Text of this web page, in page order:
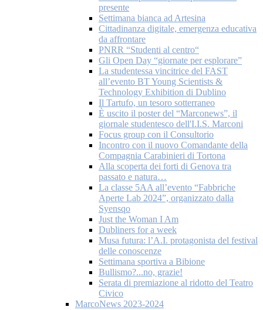
presente
Settimana bianca ad Artesina
Cittadinanza digitale, emergenza educativa
da affrontare
PNRR “Studenti al centro“
Gli Open Day “giornate per esplorare”
La studentessa vincitrice del FAST
all’evento BT Young Scientists &
Technology Exhibition di Dublino
Il Tartufo, un tesoro sotterraneo
È uscito il poster del “Marconews”, il
giornale studentesco dell'I.I.S. Marconi
Focus group con il Consultorio
Incontro con il nuovo Comandante della
Compagnia Carabinieri di Tortona
Alla scoperta dei forti di Genova tra
passato e natura…
La classe 5AA all’evento “Fabbriche
Aperte Lab 2024”, organizzato dalla
Syensqo
Just the Woman I Am
Dubliners for a week
Musa futura: l’A.I. protagonista del festival
delle conoscenze
Settimana sportiva a Bibione
Bullismo?...no, grazie!
Serata di premiazione al ridotto del Teatro
Civico
MarcoNews 2023-2024